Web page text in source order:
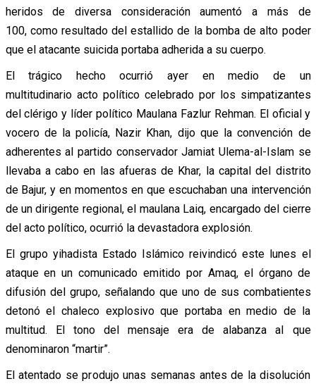
heridos de diversa consideración aumentó a más de
100, como resultado del estallido de la bomba de alto poder
que el atacante suicida portaba adherida a su cuerpo.
El trágico hecho ocurrió ayer en medio de un
multitudinario acto político celebrado por los simpatizantes
del clérigo y líder político Maulana Fazlur Rehman. El oficial y
vocero de la policía, Nazir Khan, dijo que la convención de
adherentes al partido conservador Jamiat Ulema-al-Islam se
llevaba a cabo en las afueras de Khar, la capital del distrito
de Bajur, y en momentos en queescuchaban una intervención
de un dirigente regional, el maulana Laiq, encargado del cierre
del acto político,ocurrió la devastadora explosión.
El grupo yihadista Estado Islámico reivindicó este lunes el
ataque en un comunicado emitido por Amaq, el órgano de
difusión del grupo, señalando que uno de sus combatientes
detonó el chaleco explosivo que portaba en medio de la
multitud. El tono del mensaje era de alabanza al que
denominaron “martir”.
El atentado se produjo unas semanas antes de la disolución